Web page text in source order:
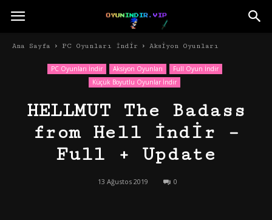
Ana Sayfa PC Oyunları İndir Aksiyon Oyunları
PC Oyunları İndir Aksiyon Oyunları
Full Oyun İndir
Küçük Boyutlu Oyunlar İndir
HELLMUT The Badass
from Hell İndir –
Full + Update
13 Ağustos 2019 0